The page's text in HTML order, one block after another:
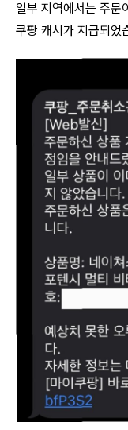
일부 지역에서는 주문
쿠팡 캐시가 지급되었